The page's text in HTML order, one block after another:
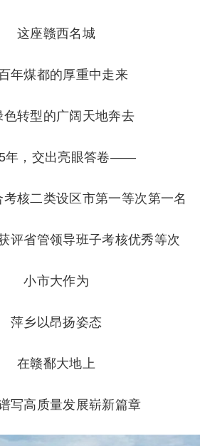
这座赣西名城
年煤都的厚重中走来
色转型的广阔天地奔去
年，交出亮眼答卷——
核二类设区市第一等次第一名
评省管领导班子考核优秀等次
小市大作为
萍乡以昂扬姿态
在赣鄱大地上
写高质量发展崭新篇章